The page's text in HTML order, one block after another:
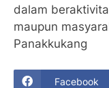
dalam
maupun
Panakkukang
Facebook